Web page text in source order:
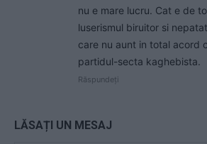
nu e mare lucru. Cat e de
luserismul biruitor si
care nu aunt in total acord
partidul-secta kaghebista.
Răspundeți
LĂSAȚI UN MESAJ